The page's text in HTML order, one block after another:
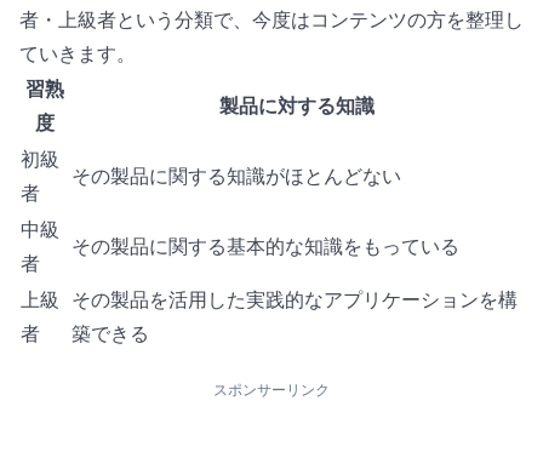
者・上級者という分類で、今度はコンテンツの方を整理し
ていきます。
習熟
度
製品に対する知識
初級
者
その製品に関する知識がほとんどない
中級
者
その製品に関する基本的な知識をもっている
上級
者
その製品を活用した実践的なアプリケーションを構
築できる
スポンサーリンク